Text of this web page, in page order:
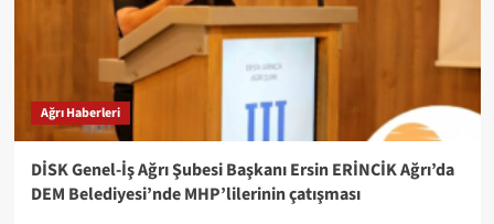
Ağrı Haberleri
DİSK Genel-İş Ağrı Şubesi Başkanı Ersin ERİNCİK Ağrı’da
DEM Belediyesi’nde MHP’lilerinin çatışması